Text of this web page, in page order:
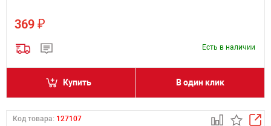
369 ₽
Есть в наличии
Купить В один клик
Код товара: 127107